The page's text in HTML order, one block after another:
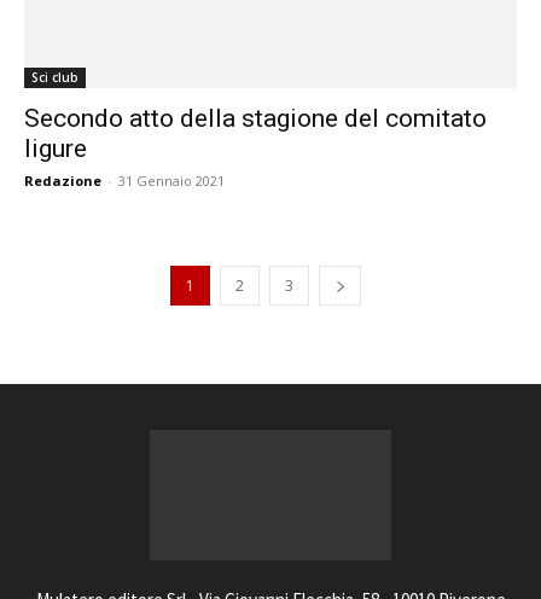
Sci club
Secondo atto della stagione del comitato
ligure
Redazione - 31 Gennaio 2021
1 2 3